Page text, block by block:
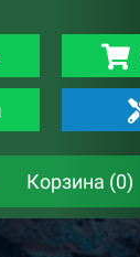
Корзина (0)